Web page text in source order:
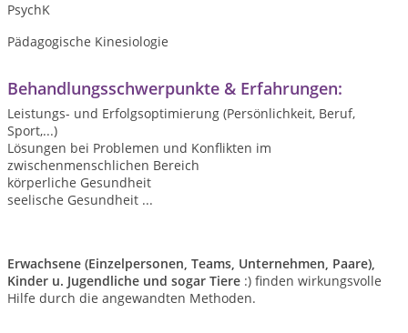
PsychK
Pädagogische Kinesiologie
Behandlungsschwerpunkte & Erfahrungen:
Leistungs- und Erfolgsoptimierung (Persönlichkeit, Beruf,
Sport,...)
Lösungen bei Problemen und Konflikten im
zwischenmenschlichen Bereich
körperliche Gesundheit
seelische Gesundheit ...
Erwachsene (Einzelpersonen, Teams, Unternehmen, Paare),
Kinder u. Jugendliche und sogar Tiere :) finden wirkungsvolle
Hilfe durch die angewandten Methoden.